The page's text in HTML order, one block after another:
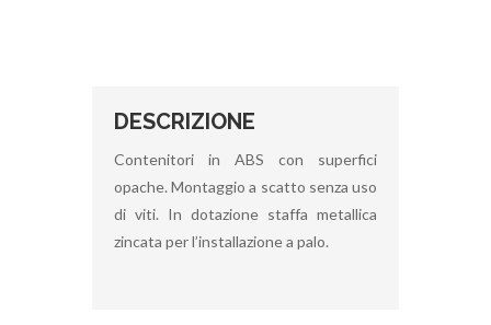
DESCRIZIONE
Contenitori in ABS con superfici
opache. Montaggio a scatto senza uso
di viti. In dotazione staffa metallica
zincata per l’installazione a palo.